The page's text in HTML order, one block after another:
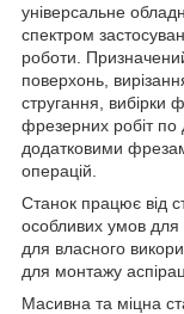
універсальне
спектром
роботи.
поверхонь,
стругання, вибірки
фрезерних робіт по
додатковими
операцій.
Станок працює від
особливих умов для
для власного
для монтажу
Масивна та міцна